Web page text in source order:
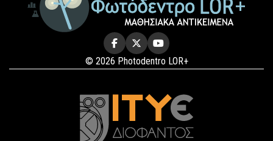
© 2026 Photodentro LOR+